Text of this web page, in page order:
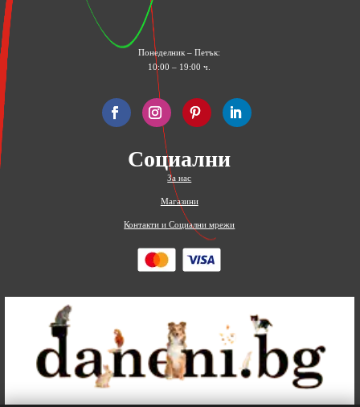
Понеделник – Петък:
10:00 – 19:00 ч.
Социални
За нас
Магазини
Контакти и Социални мрежи